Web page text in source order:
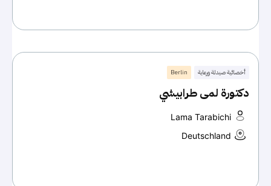
أخصائية صيدلة ورعاية Berlin
دكتورة لمى طرابيشي
Lama Tarabichi
Deutschland